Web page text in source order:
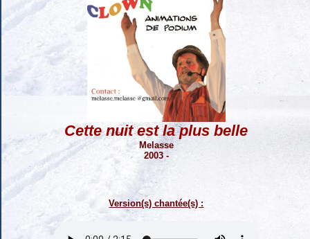
Cette nuit est la plus belle
Melasse
2003 -
Version(s) chantée(s) :